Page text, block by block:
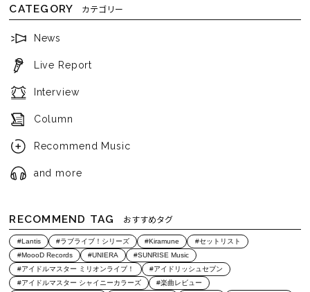
CATEGORY カテゴリー
News
Live Report
Interview
Column
Recommend Music
and more
RECOMMEND TAG おすすめタグ
#Lantis #ラブライブ！シリーズ #Kiramune
#セットリスト
#MoooD Records
#UNIERA
#SUNRISE Music
#アイドルマスター ミリオンライブ！
#アイドリッシュセブン
#アイドルマスター シャイニーカラーズ
#楽曲レビュー